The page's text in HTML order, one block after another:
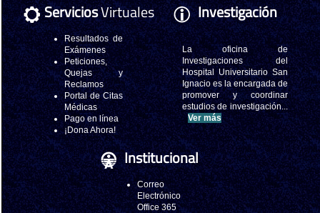
ServiciosVirtuales
Resultados de
Exámenes
Peticiones,
Quejas y
Reclamos
Portal de Citas
Médicas
Pago en línea
¡Dona Ahora!
Investigación
La oficina de
Investigaciones del
Hospital Universitario San
Ignacio es la encargada de
promover y coordinar
estudios de investigación...
Ver más
Institucional
Correo
Electrónico
Office 365